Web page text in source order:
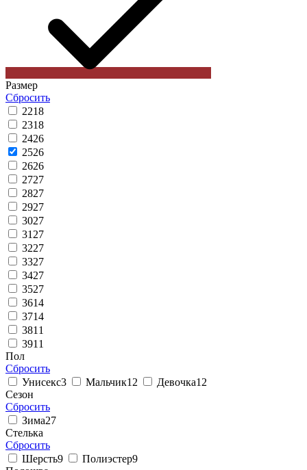
Размер
Сбросить
2218
2318
2426
2526
2626
2727
2827
2927
3027
31 27
3227
3327
3427
3527
3614
3714
3811
3911
Пол
Сбросить
Унисекс3 Мальчик12 Девочка12
Сезон
Сбросить
Зима27
Стелька
Сбросить
Шерсть9 Полиэстер9